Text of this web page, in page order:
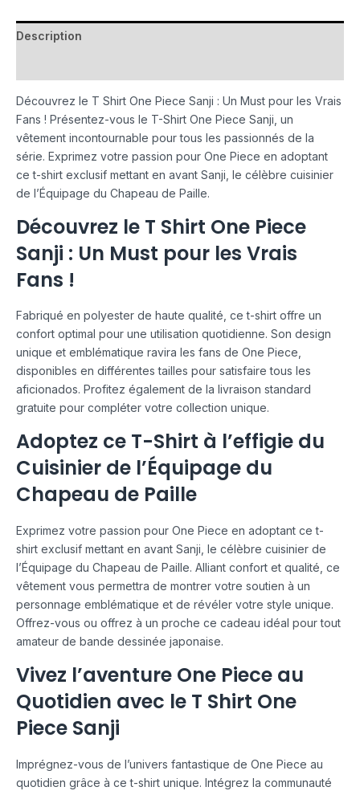
Description
Découvrez le T Shirt One Piece Sanji : Un Must pour les Vrais
Fans ! Présentez-vous le T-Shirt One Piece Sanji, un
vêtement incontournable pour tous les passionnés de la
série. Exprimez votre passion pour One Piece en adoptant
ce t-shirt exclusif mettant en avant Sanji, le célèbre cuisinier
de l’Équipage du Chapeau de Paille.
Découvrez le T Shirt One Piece
Sanji : Un Must pour les Vrais
Fans !
Fabriqué en polyester de haute qualité, ce t-shirt offre un
confort optimal pour une utilisation quotidienne. Son design
unique et emblématique ravira les fans de One Piece,
disponibles en différentes tailles pour satisfaire tous les
aficionados. Profitez également de la livraison standard
gratuite pour compléter votre collection unique.
Adoptez ce T-Shirt à l’effigie du
Cuisinier de l’Équipage du
Chapeau de Paille
Exprimez votre passion pour One Piece en adoptant ce t-
shirt exclusif mettant en avant Sanji, le célèbre cuisinier de
l’Équipage du Chapeau de Paille. Alliant confort et qualité, ce
vêtement vous permettra de montrer votre soutien à un
personnage emblématique et de révéler votre style unique.
Offrez-vous ou offrez à un proche ce cadeau idéal pour tout
amateur de bande dessinée japonaise.
Vivez l’aventure One Piece au
Quotidien avec le T Shirt One
Piece Sanji
Imprégnez-vous de l’univers fantastique de One Piece au
quotidien grâce à ce t-shirt unique. Intégrez la communauté